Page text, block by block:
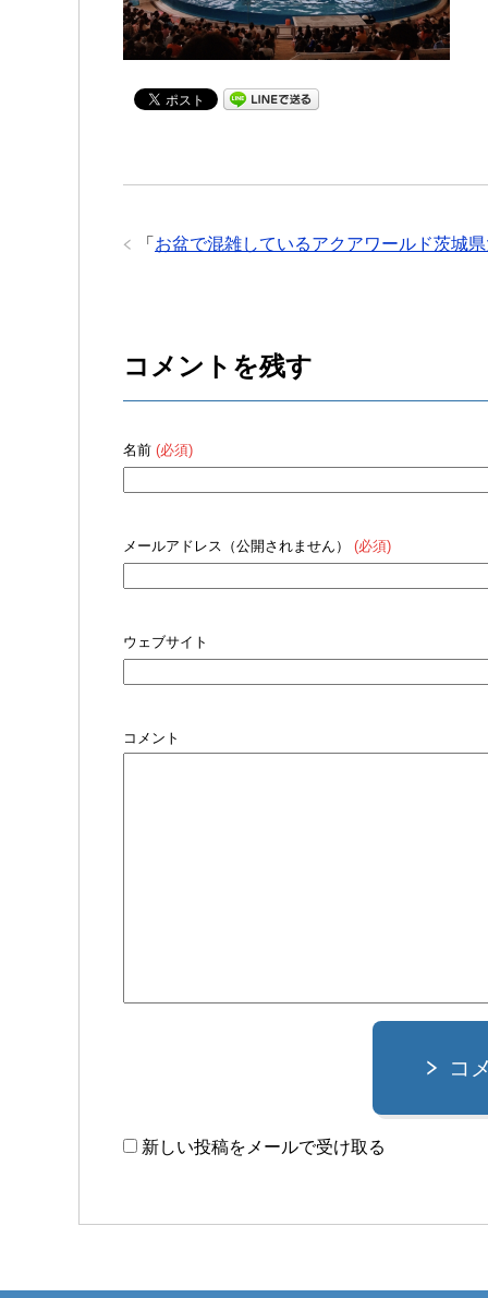
「 お盆で混雑しているアクアワールド茨城
コメントを残す
名前 (必須)
メールアドレス（公開されません） (必須)
ウェブサイト
コメント
コ
新しい投稿をメールで受け取る